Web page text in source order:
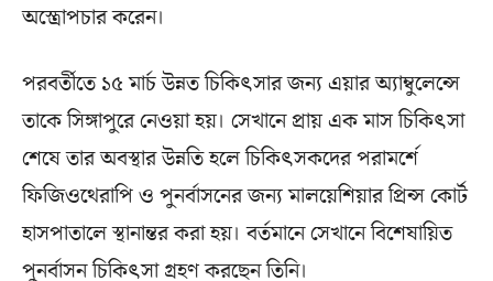
অস্ত্রোপচার করেন।
পরবর্তীতে ১৫ মার্চ উন্নত চিকিৎসার জন্য এয়ার অ্যাম্বুলেন্সে
তাকে সিঙ্গাপুরে নেওয়া হয়। সেখানে প্রায় এক মাস চিকিৎসা
শেষে তার অবস্থার উন্নতি হলে চিকিৎসকদের পরামর্শে
ফিজিওথেরাপি ও পুনর্বাসনের জন্য মালয়েশিয়ার প্রিন্স কোর্ট
হাসপাতালে স্থানান্তর করা হয়। বর্তমানে সেখানে বিশেষায়িত
পুনর্বাসন চিকিৎসা গ্রহণ করছেন তিনি।